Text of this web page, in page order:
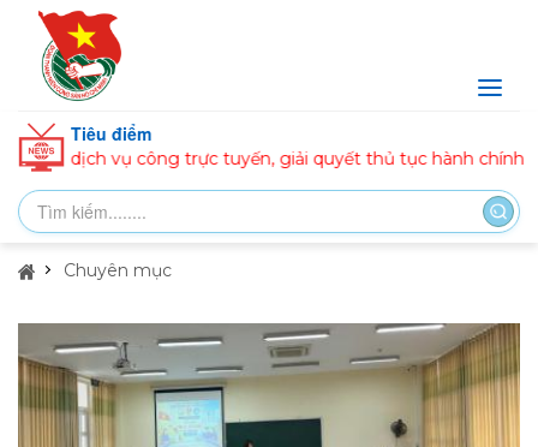
Tiêu điểm
công trực tuyến, giải quyết thủ tục hành chính ĐOÀN
Chuyên mục